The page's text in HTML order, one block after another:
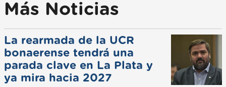
Más Noticias
La rearmada de la UCR
bonaerense tendrá una
parada clave en La Plata y
ya mira hacia 2027